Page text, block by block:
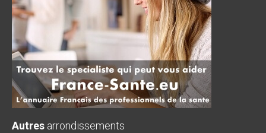
Autres arrondissements